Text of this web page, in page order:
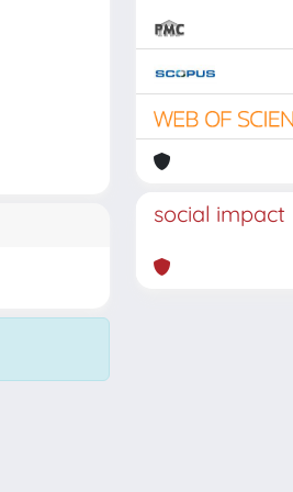
social impact